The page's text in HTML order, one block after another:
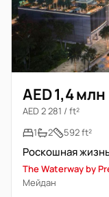
AED 1,4 млн
AED 2 281 / ft²
1
2 592 ft²
The Waterway by
Мейдан